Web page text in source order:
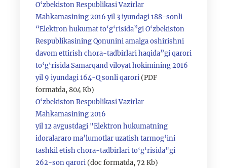
O‘zbekiston Respublikasi Vazirlar
Mahkamasining 2016 yil 3 iyundagi 188-sonli
“Elektron hukumat to‘g‘risida”gi O‘zbekiston
Respublikasining Qonunini amalga oshirishni
davom ettirish chora-tadbirlari haqida”gi qarori
to‘g‘risida Samarqand viloyat hokimining 2016
yil 9 iyundagi 164-Q sonli qarori (PDF
formatda, 804 Kb)
O‘zbekiston Respublikasi Vazirlar
Mahkamasining 2016
yil 12 avgustdagi "Elektron hukumatning
idoralararo ma’lumotlar uzatish tarmog‘ini
tashkil etish chora-tadbirlari to‘g‘risida"gi
262-son qarori (doc formatda, 72 Kb)